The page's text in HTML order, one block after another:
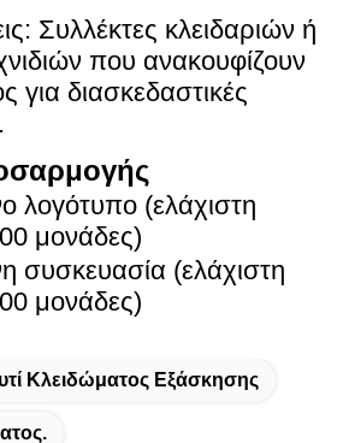
Συλλέκτες κλειδαριών ή
που ανακουφίζουν
για διασκεδαστικές
λογότυπο (ελάχιστη
μονάδες)
συσκευασία (ελάχιστη
μονάδες)
Κλειδώματος Εξάσκησης